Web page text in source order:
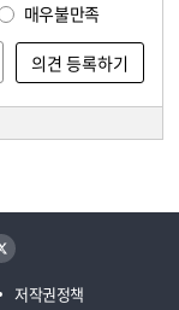
매우불만족
저작권정책
트위터